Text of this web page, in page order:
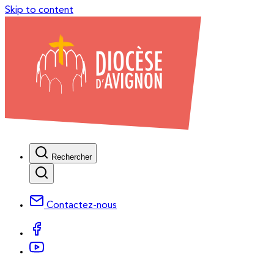
Skip to content
Rechercher
Contactez-nous